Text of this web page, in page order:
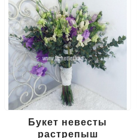
Букет невесты
растрепыш